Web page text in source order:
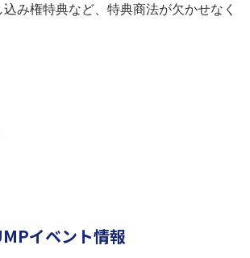
み権特典など、特典商法が欠かせなく
イベント情報